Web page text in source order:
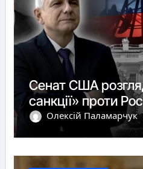
Сенат США
санкції» проти
Олексій Паламарчук